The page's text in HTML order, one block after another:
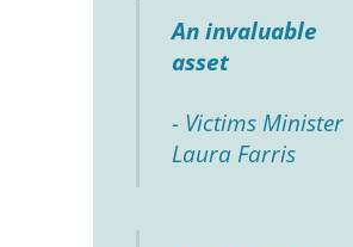
An invaluable
asset
- Victims Minister
Laura Farris